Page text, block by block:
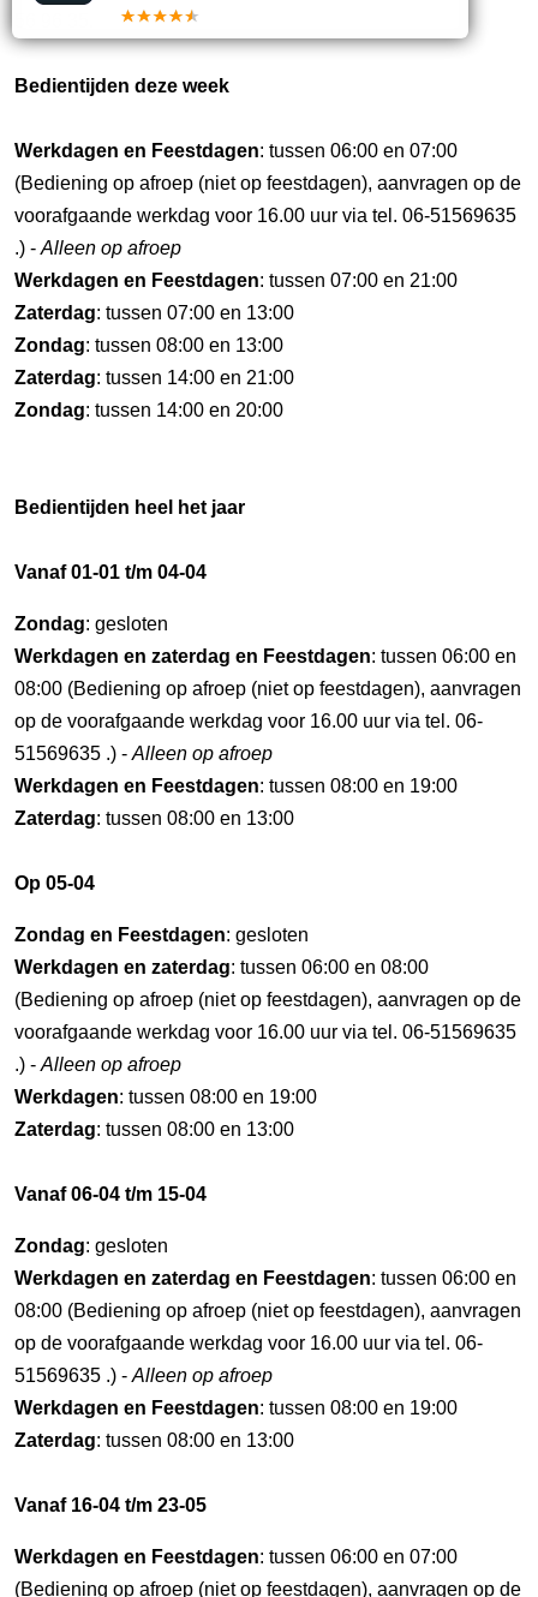
Bedientijden deze week
Werkdagen en Feestdagen: tussen 06:00 en 07:00
(Bediening op afroep (niet op feestdagen), aanvragen op de
voorafgaande werkdag voor 16.00 uur via tel. 06-51569635
.) - Alleen op afroep
Werkdagen en Feestdagen: tussen 07:00 en 21:00
Zaterdag: tussen 07:00 en 13:00
Zondag: tussen 08:00 en 13:00
Zaterdag: tussen 14:00 en 21:00
Zondag: tussen 14:00 en 20:00
Bedientijden heel het jaar
Vanaf 01-01 t/m 04-04
Zondag: gesloten
Werkdagen en zaterdag en Feestdagen: tussen 06:00 en
08:00 (Bediening op afroep (niet op feestdagen), aanvragen
op de voorafgaande werkdag voor 16.00 uur via tel. 06-
51569635 .) - Alleen op afroep
Werkdagen en Feestdagen: tussen 08:00 en 19:00
Zaterdag: tussen 08:00 en 13:00
Op 05-04
Zondag en Feestdagen: gesloten
Werkdagen en zaterdag: tussen 06:00 en 08:00
(Bediening op afroep (niet op feestdagen), aanvragen op de
voorafgaande werkdag voor 16.00 uur via tel. 06-51569635
.) - Alleen op afroep
Werkdagen: tussen 08:00 en 19:00
Zaterdag: tussen 08:00 en 13:00
Vanaf 06-04 t/m 15-04
Zondag: gesloten
Werkdagen en zaterdag en Feestdagen: tussen 06:00 en
08:00 (Bediening op afroep (niet op feestdagen), aanvragen
op de voorafgaande werkdag voor 16.00 uur via tel. 06-
51569635 .) - Alleen op afroep
Werkdagen en Feestdagen: tussen 08:00 en 19:00
Zaterdag: tussen 08:00 en 13:00
Vanaf 16-04 t/m 23-05
Werkdagen en Feestdagen: tussen 06:00 en 07:00
(Bediening op afroep (niet op feestdagen), aanvragen op de